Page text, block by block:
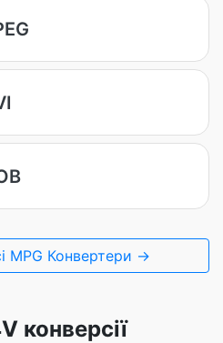
MPG Конвертери →
конверсії